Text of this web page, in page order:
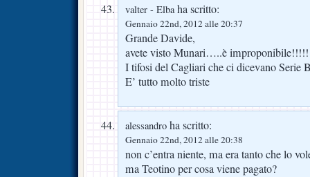
valter - Elbaha scritto:
Gennaio 22nd, 2012 alle 20:37
Grande Davide,
avete visto Munari…..è improponibile!!!!!
I tifosi del Cagliari che ci dicevano Serie
E’ tutto molto triste
alessandro ha scritto:
Gennaio 22nd, 2012 alle 20:38
non c’entra niente, ma era tanto che lo
ma Teotino per cosa viene pagato?